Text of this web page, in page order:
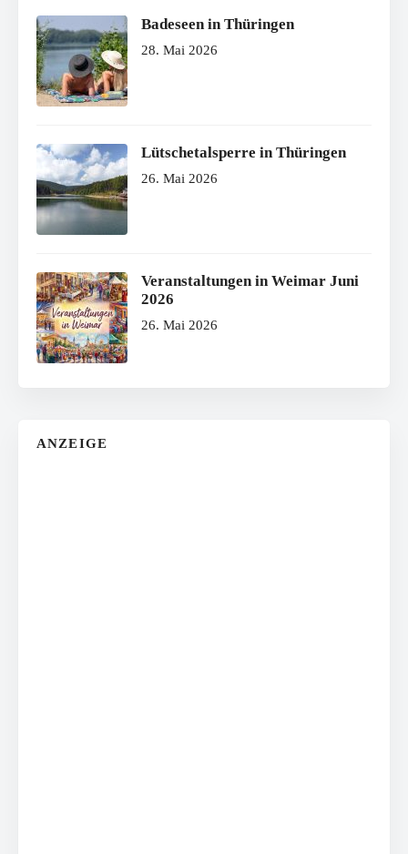
Badeseen in Thüringen
28. Mai 2026
Lütschetalsperre in Thüringen
26. Mai 2026
Veranstaltungen in Weimar Juni
2026
26. Mai 2026
ANZEIGE